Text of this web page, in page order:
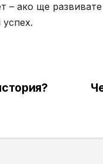
– ако ще